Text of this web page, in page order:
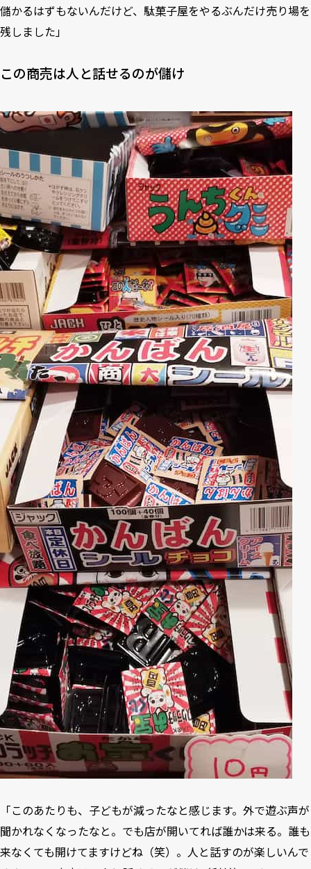
儲かるはずもないんだけど、駄菓子屋をやるぶんだけ売り場を
残しました」
この商売は人と話せるのが儲け
「このあたりも、子どもが減ったなと感じます。外で遊ぶ声が
聞かれなくなったなと。でも店が開いてれば誰かは来る。誰も
来なくても開けてますけどね（笑）。人と話すのが楽しいんで